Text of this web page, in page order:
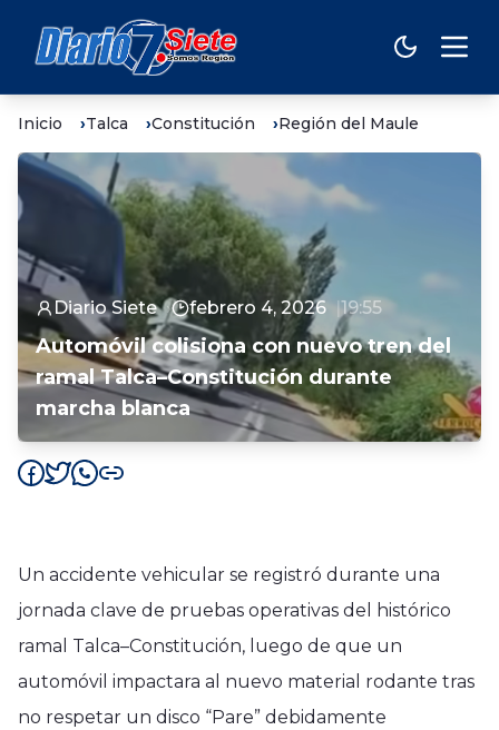
Inicio Talca Constitución Región del Maule
Diario Siete febrero 4, 2026 19:55
Automóvil colisiona con nuevo tren del
ramal Talca–Constitución durante
marcha blanca
Un accidente vehicular se registró durante una
jornada clave de pruebas operativas del histórico
ramal Talca–Constitución, luego de que un
automóvil impactara al nuevo material rodante tras
no respetar un disco “Pare” debidamente